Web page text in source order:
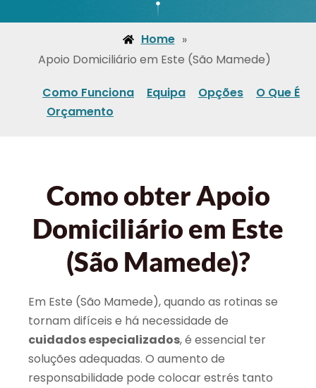
Home »
Apoio Domiciliário em Este (São Mamede)
Como Funciona Equipa Opções
O Que É
Orçamento
Como obter Apoio
Domiciliário em Este
(São Mamede)?
Em Este (São Mamede), quando as rotinas se
tornam difíceis e há necessidade de
cuidados especializados, é essencial ter
soluções adequadas. O aumento de
responsabilidade pode colocar estrés tanto